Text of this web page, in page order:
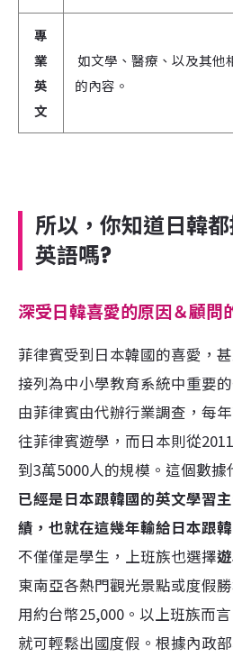
專
業
英
文
如文學、醫療、以及其他
的內容。
所以，你知道日韓
英語嗎?
深受日韓喜愛的原因＆顧問
菲律賓受到日本韓國的喜愛，
接列為中小學教育系統中重要
由菲律賓由代辦行業調查，每
往菲律賓遊學，而日本則從
到3萬5000人的規模。這個數據
已經是日本跟韓國的英文學習
績，也就在這幾年輸給日本跟韓
不僅僅是學生，上班族也選擇
東南亞各熱門觀光景點或度假
用約台幣25,000。以上班族而
就可輕鬆出國度假。根據內政